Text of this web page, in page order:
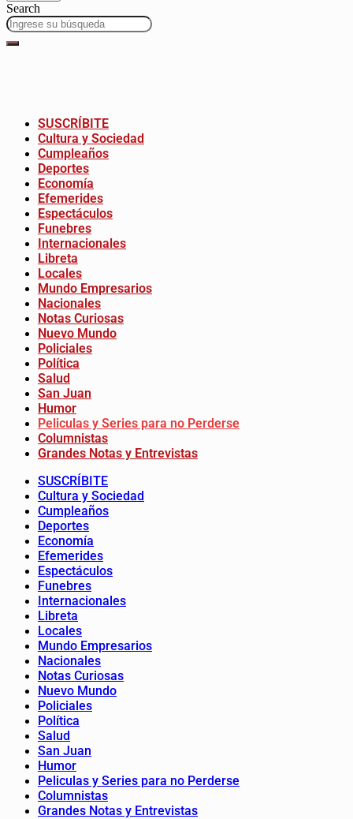
Search
SUSCRÍBITE
Cultura y Sociedad
Cumpleaños
Deportes
Economía
Efemerides
Espectáculos
Funebres
Internacionales
Libreta
Locales
Mundo Empresarios
Nacionales
Notas Curiosas
Nuevo Mundo
Policiales
Política
Salud
San Juan
Humor
Peliculas y Series para no Perderse
Columnistas
Grandes Notas y Entrevistas
SUSCRÍBITE
Cultura y Sociedad
Cumpleaños
Deportes
Economía
Efemerides
Espectáculos
Funebres
Internacionales
Libreta
Locales
Mundo Empresarios
Nacionales
Notas Curiosas
Nuevo Mundo
Policiales
Política
Salud
San Juan
Humor
Peliculas y Series para no Perderse
Columnistas
Grandes Notas y Entrevistas